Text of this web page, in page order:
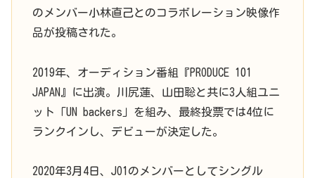
のメンバー小林直己とのコラボレーション映像作
品が投稿された。
2019年、オーディション番組『PRODUCE 101
JAPAN』に出演。川尻蓮、山田聡と共に3人組ユニ
ット「UN backers」を組み、最終投票では4位に
ランクインし、デビューが決定した。
2020年3月4日、JO1のメンバーとしてシングル